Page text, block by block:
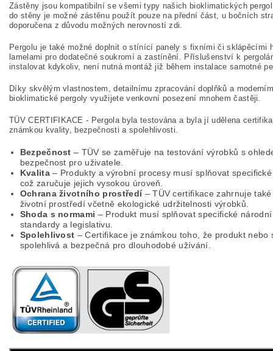
Zástěny jsou kompatibilní se všemi typy našich bioklimatických
do stěny je možné zástěnu použít pouze na přední část, u bočních
doporučena z důvodu možných nerovností zdi.
Pergolu je také možné doplnit o stínící panely s fixními či sklápěcími
lamelami pro dodatečné soukromí a zastínění. Příslušenství k
instalovat kdykoliv, není nutná montáž již během instalace samotné
Díky skvělým vlastnostem, detailnímu zpracování doplňků a
bioklimatické pergoly využijete venkovní posezení mnohem častěji.
TÜV CERTIFIKACE - Pergola byla testována a byla jí udělena
známkou kvality, bezpečnosti a spolehlivosti.
Bezpečnost – TÜV se zaměřuje na testování výrobků s
bezpečnost pro uživatele.
Kvalita – Produkty a výrobní procesy musí splňovat
což zaručuje jejich vysokou úroveň.
Ochrana životního prostředí – TÜV certifikace zahrnuje
životní prostředí včetně ekologické udržitelnosti výrobků.
Shoda s normami – Produkt musí splňovat specifické
standardy a legislativu.
Spolehlivost – Certifikace je známkou toho, že produkt nebo
spolehlivá a bezpečná pro dlouhodobé užívání.